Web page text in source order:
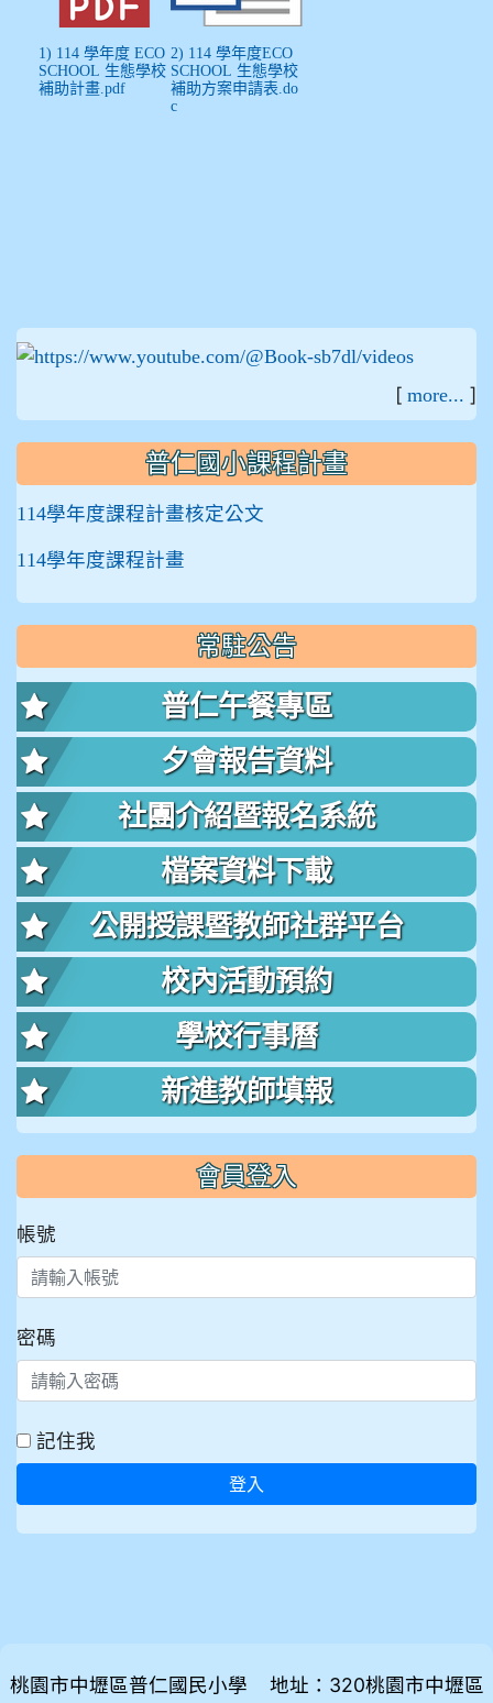
1) 114 學年度 ECO
SCHOOL 生態學校
補助計畫.pdf
2) 114 學年度ECO
SCHOOL 生態學校
補助方案申請表.do
c
[ more... ]
普仁國小課程計畫
114學年度課程計畫核定公文
114學年度課程計畫
常駐公告
普仁午餐專區
夕會報告資料
社團介紹暨報名系統
檔案資料下載
公開授課暨教師社群平台
校內活動預約
學校行事曆
新進教師填報
會員登入
帳號
密碼
記住我
登入
桃園市中壢區普仁國民小學 地址：320桃園市中壢區